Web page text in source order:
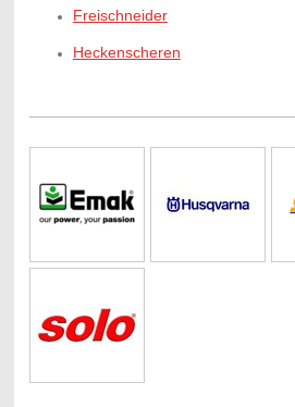
Freischneider
Heckenscheren